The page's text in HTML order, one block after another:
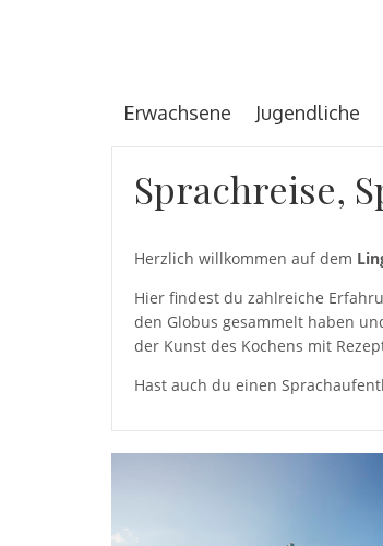
Erwachsene Jugendliche
Sprachreise,
Herzlich willkommen auf dem
Hier findest du zahlreiche
den Globus gesammelt haben
der Kunst des Kochens mit
Hast auch du einen